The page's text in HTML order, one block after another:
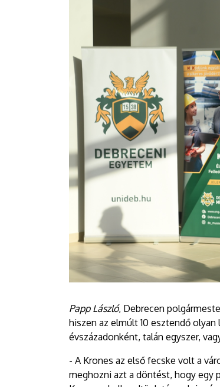
Papp László, Debrecen
hiszen az elmúlt 10 esztendő
évszázadonként, talán egyszer,
- A Krones az első fecske volt a
meghozni azt a döntést, hogy egy